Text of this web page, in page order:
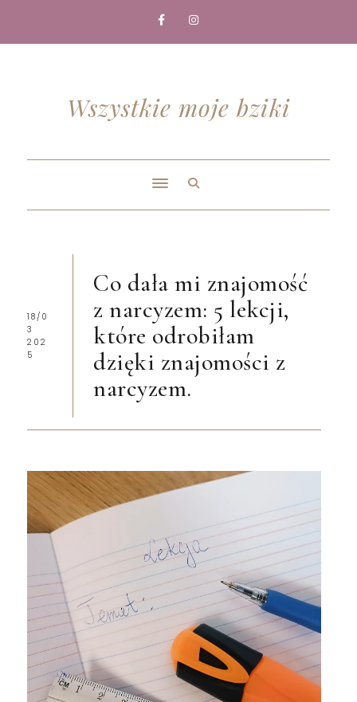
Wszystkie moje bziki
18/0
3
202
5
Co dała mi znajomość
z narcyzem: 5 lekcji,
które odrobiłam
dzięki znajomości z
narcyzem.